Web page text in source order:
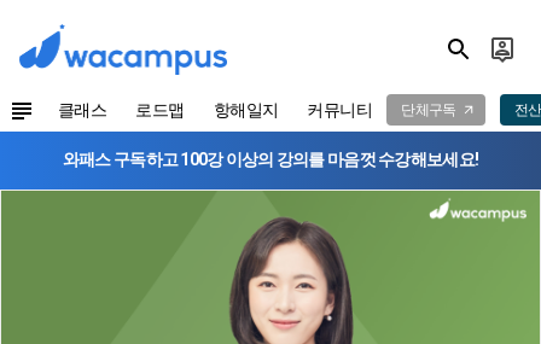
클래스 로드맵 항해일지 커뮤니티 단체구독 전
와패스 구독하고 100강 이상의 강의를 마음껏 수강해보세요!